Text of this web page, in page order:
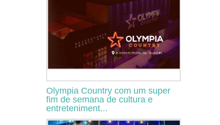
Olympia Country com um super
fim de semana de cultura e
entreteniment...